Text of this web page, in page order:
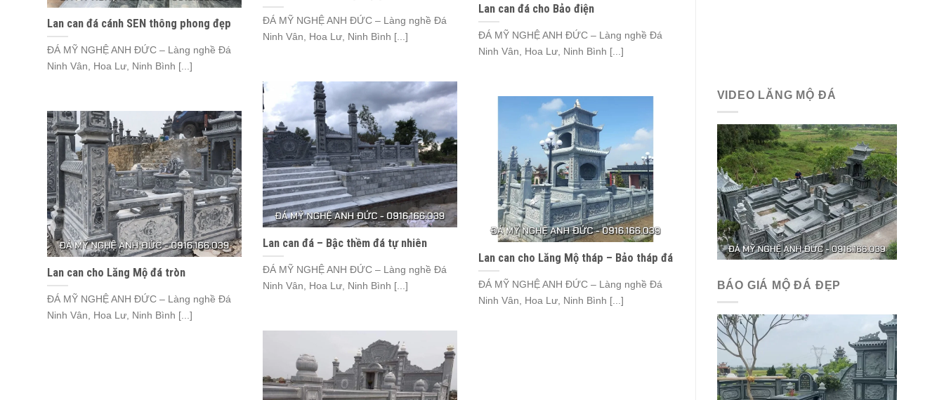
ĐÁ MỸ NGHỆ ANH ĐỨC – Làng nghề Đá
Ninh Vân, Hoa Lư, Ninh Bình [...]
Lan can đá cho Bảo điện
ĐÁ MỸ NGHỆ ANH ĐỨC – Làng nghề Đá
Ninh Vân, Hoa Lư, Ninh Bình [...]
Lan can đá cánh SEN thông phong đẹp
ĐÁ MỸ NGHỆ ANH ĐỨC – Làng nghề Đá
Ninh Vân, Hoa Lư, Ninh Bình [...]
Lan can đá – Bậc thềm đá tự nhiên
ĐÁ MỸ NGHỆ ANH ĐỨC – Làng nghề Đá
Ninh Vân, Hoa Lư, Ninh Bình [...]
Lan can cho Lăng Mộ tháp – Bảo tháp đá
ĐÁ MỸ NGHỆ ANH ĐỨC – Làng nghề Đá
Ninh Vân, Hoa Lư, Ninh Bình [...]
Lan can cho Lăng Mộ đá tròn
ĐÁ MỸ NGHỆ ANH ĐỨC – Làng nghề Đá
Ninh Vân, Hoa Lư, Ninh Bình [...]
VIDEO LĂNG MỘ ĐÁ
BÁO GIÁ MỘ ĐÁ ĐẸP